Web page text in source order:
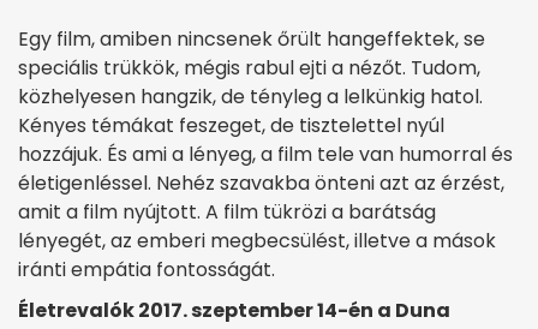
Egy film, amiben nincsenek őrült hangeffektek, se
speciális trükkök, mégis rabul ejti a nézőt. Tudom,
közhelyesen hangzik, de tényleg a lelkünkig hatol.
Kényes témákat feszeget, de tisztelettel nyúl
hozzájuk. És ami a lényeg, a film tele van humorral és
életigenléssel. Nehéz szavakba önteni azt az érzést,
amit a film nyújtott. A film tükrözi a barátság
lényegét, az emberi megbecsülést, illetve a mások
iránti empátia fontosságát.
Életrevalók 2017. szeptember 14-én a Duna